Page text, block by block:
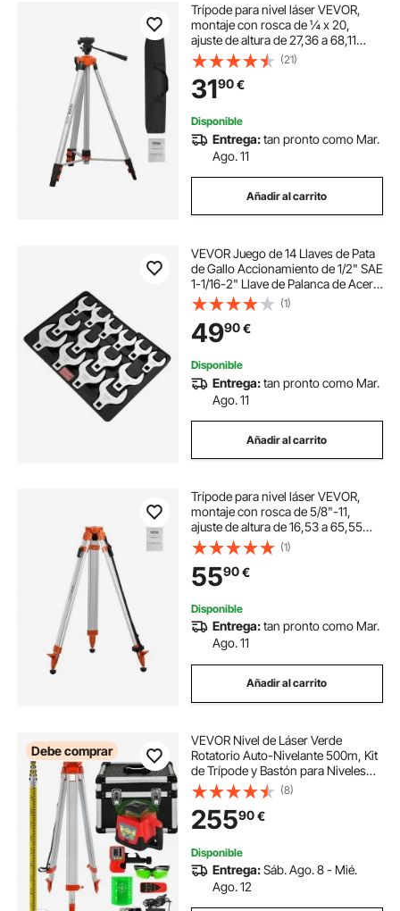
Trípode para nivel láser VEVOR,
montaje con rosca de ¼ x 20,
ajuste de altura de 27,36 a 68,11
pulgadas con burbuja de nivel
integrada, soporte liviano para
escáner láser, patas retráctiles,
trípode de aluminio para medición
estable
(21)
3190€
Disponible
Entrega:tan pronto como Mar.
Ago. 11
Añadir al carrito
VEVOR Juego de 14 Llaves de Pata
de Gallo Accionamiento de 1/2" SAE
1-1/16-2" Llave de Palanca de Acero
40 Cr con Tamaño Grabado con
Láser Compatible con Reparación
de Llaves Dinamométricas
(1)
4990€
Disponible
Entrega:tan pronto como Mar.
Ago. 11
Añadir al carrito
Trípode para nivel láser VEVOR,
montaje con rosca de 5/8"-11,
ajuste de altura de 16,53 a 65,55
pulgadas, trípode de inspección
resistente para escáner de nivel
láser de construcción, patas
retráctiles, pies antideslizantes
profesionales
(1)
5590€
Disponible
Entrega:tan pronto como Mar.
Ago. 11
Añadir al carrito
Debe comprar
VEVOR Nivel de Láser Verde
Rotatorio Auto-Nivelante 500m, Kit
de Trípode y Bastón para Niveles
Automáticos 5 m, Trípode de Nivel
Plegable para Herramientas
Automáticas de Medida y Láseres,
IP54
(8)
25590€
Disponible
Entrega:Sáb. Ago. 8 - Mié.
Ago. 12